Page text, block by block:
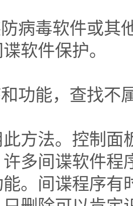
病毒软件或其
软件保护。
功能，查找不
方法。控制
多间谍软件
。间谍程序